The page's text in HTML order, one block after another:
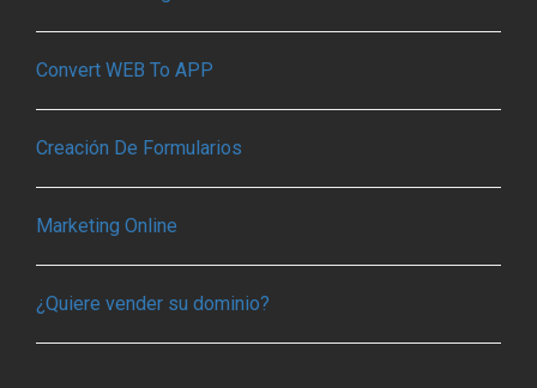
Convert WEB To APP
Creación De Formularios
Marketing Online
¿Quiere vender su dominio?